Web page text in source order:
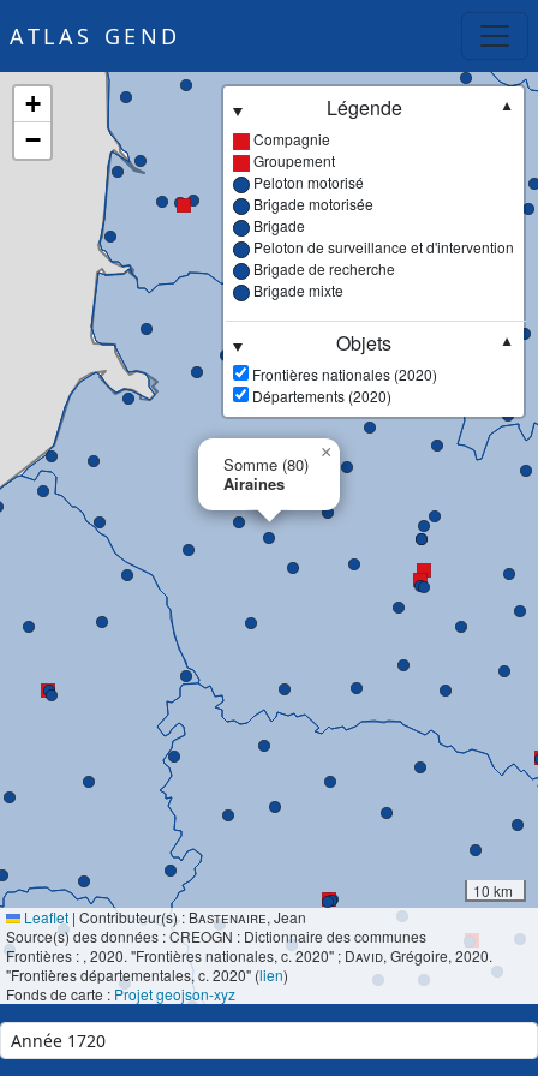
ATLAS GEND
Somme (80)
Airaines
×
+
−
Légende
▼
Compagnie
Groupement
Peloton motorisé
Brigade motorisée
Brigade
Peloton de surveillance et d'intervention
Brigade de recherche
Brigade mixte
Objets
▼
Frontières nationales (2020)
Départements (2020)
10 km
Leaflet | Contributeur(s) : Bastenaire, Jean
Source(s) des données : CREOGN : Dictionnaire des communes
Frontières : , 2020. "Frontières nationales, c. 2020" ; David, Grégoire, 2020.
"Frontières départementales, c. 2020" (lien)
Fonds de carte : Projet geojson-xyz